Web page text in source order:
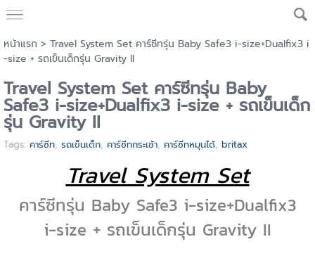
หน้าแรก > Travel System Set คาร์ซีทรุ่น Baby Safe3 i-size+Dualfix3 i
-size + รถเข็นเด็กรุ่น Gravity II
Travel System Set คาร์ซีทรุ่น Baby
Safe3 i-size+Dualfix3 i-size + รถเข็นเด็ก
รุ่น Gravity II
Tags: คาร์ซีท, รถเข็นเด็ก, คาร์ซีทกระเช้า, คาร์ซีทหมุนได้, britax
Travel System Set
คาร์ซีทรุ่น Baby Safe3 i-size+Dualfix3
i-size + รถเข็นเด็กรุ่น Gravity II